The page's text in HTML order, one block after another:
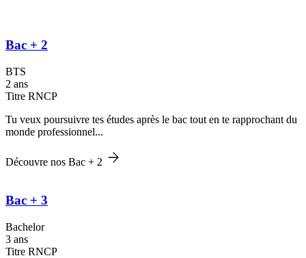
Bac + 2
BTS
2 ans
Titre RNCP
Tu veux poursuivre tes études après le bac tout en te rapprochant du
monde professionnel...
Découvre nos Bac + 2
Bac + 3
Bachelor
3 ans
Titre RNCP